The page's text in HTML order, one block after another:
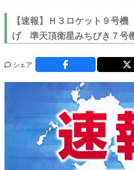
【速報】Ｈ３ロケット９号
げ 準天頂衛星みちびき７号
シェア